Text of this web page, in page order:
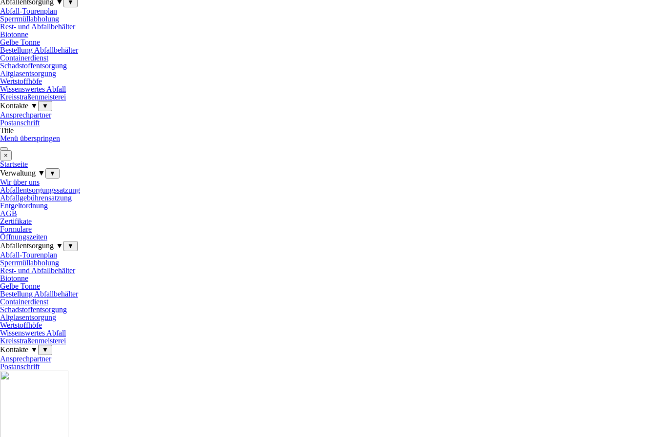
Abfallentsorgung ▼ ▼
Abfall-Tourenplan
Sperrmüllabholung
Rest- und Abfallbehälter
Biotonne
Gelbe Tonne
Bestellung Abfallbehälter
Containerdienst
Schadstoffentsorgung
Altglasentsorgung
Wertstoffhöfe
Wissenswertes Abfall
Kreisstraßenmeisterei
Kontakte ▼
▼
Ansprechpartner
Postanschrift
Title
Menü überspringen
×
Startseite
Verwaltung ▼
▼
Wir über uns
Abfallentsorgungssatzung
Abfallgebührensatzung
Entgeltordnung
AGB
Zertifikate
Formulare
Öffnungszeiten
Abfallentsorgung ▼
▼
Abfall-Tourenplan
Sperrmüllabholung
Rest- und Abfallbehälter
Biotonne
Gelbe Tonne
Bestellung Abfallbehälter
Containerdienst
Schadstoffentsorgung
Altglasentsorgung
Wertstoffhöfe
Wissenswertes Abfall
Kreisstraßenmeisterei
Kontakte ▼
▼
Ansprechpartner
Postanschrift